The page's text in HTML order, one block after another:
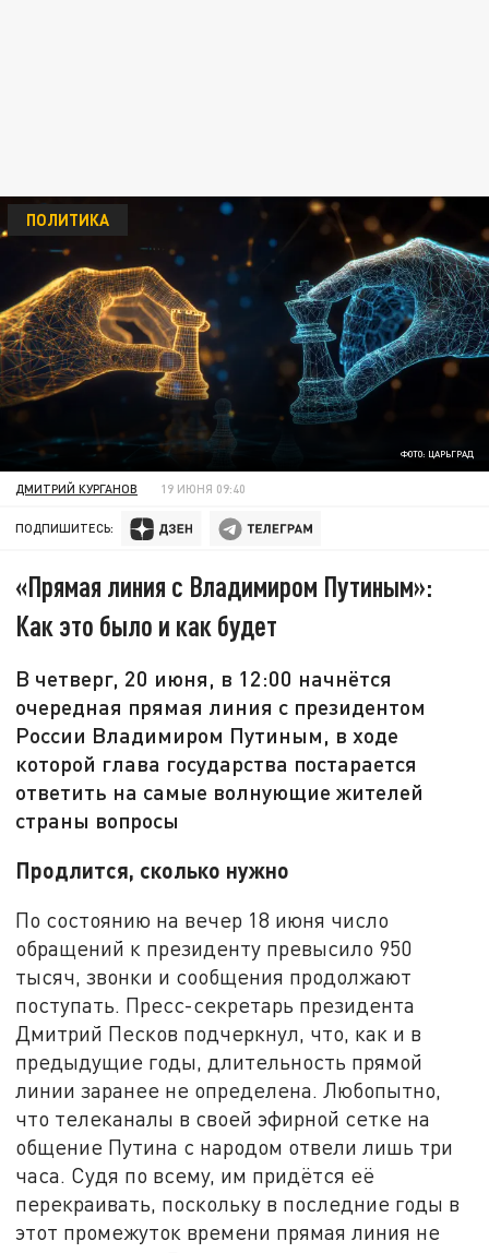
ФОТО: ЦАРЬГРАД
ПОЛИТИКА
ДМИТРИЙ КУРГАНОВ 19 ИЮНЯ 09:40
ПОДПИШИТЕСЬ:
«Прямая линия с Владимиром Путиным»:
Как это было и как будет
В четверг, 20 июня, в 12:00 начнётся
очередная прямая линия с президентом
России Владимиром Путиным, в ходе
которой глава государства постарается
ответить на самые волнующие жителей
страны вопросы
Продлится, сколько нужно
По состоянию на вечер 18 июня число
обращений к президенту превысило 950
тысяч, звонки и сообщения продолжают
поступать. Пресс-секретарь президента
Дмитрий Песков подчеркнул, что, как и в
предыдущие годы, длительность прямой
линии заранее не определена. Любопытно,
что телеканалы в своей эфирной сетке на
общение Путина с народом отвели лишь три
часа. Судя по всему, им придётся её
перекраивать, поскольку в последние годы в
этот промежуток времени прямая линия не